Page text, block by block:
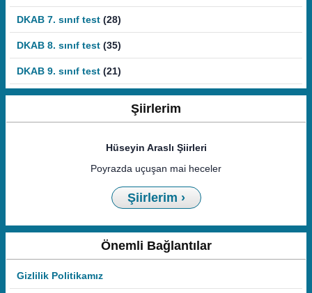
DKAB 7. sınıf test (28)
DKAB 8. sınıf test (35)
DKAB 9. sınıf test (21)
Şiirlerim
Hüseyin Araslı Şiirleri
Poyrazda uçuşan mai heceler
Şiirlerim ›
Önemli Bağlantılar
Gizlilik Politikamız